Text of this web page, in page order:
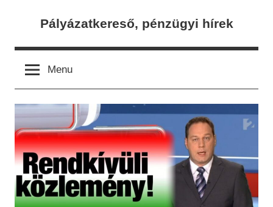
Pályázatkereső, pénzügyi hírek
Menu